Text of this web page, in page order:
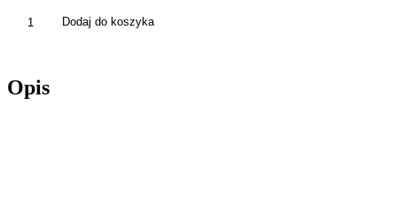
ilość
KULA
SLIDE
Dodaj do koszyka
Opis